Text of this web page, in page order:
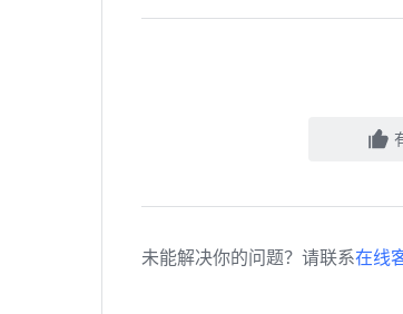
未能解决你的问题？请联系在线